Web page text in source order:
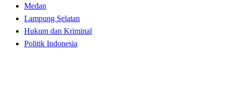
Medan
Lampung Selatan
Hukum dan Kriminal
Politik Indonesia